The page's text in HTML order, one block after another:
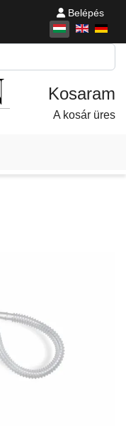
Belépés
A kosár üres